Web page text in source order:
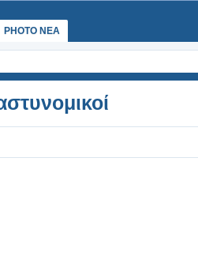
PHOTO NEA